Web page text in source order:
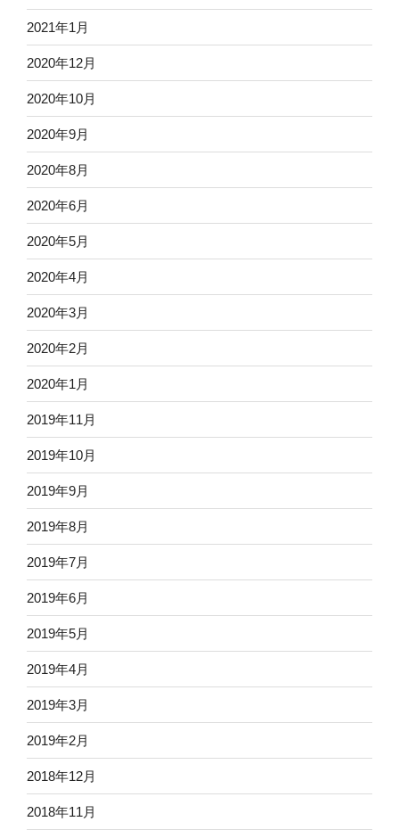
2021年1月
2020年12月
2020年10月
2020年9月
2020年8月
2020年6月
2020年5月
2020年4月
2020年3月
2020年2月
2020年1月
2019年11月
2019年10月
2019年9月
2019年8月
2019年7月
2019年6月
2019年5月
2019年4月
2019年3月
2019年2月
2018年12月
2018年11月